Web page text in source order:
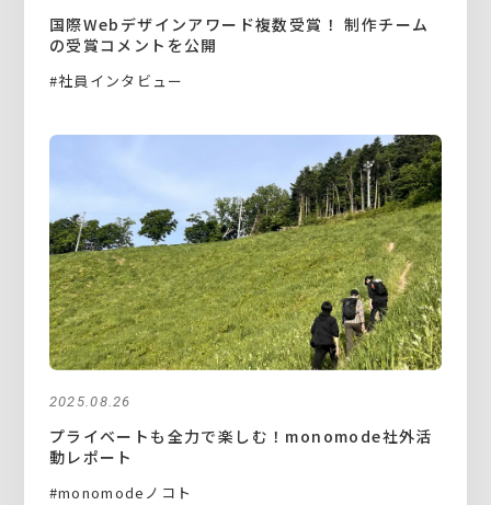
国際Webデザインアワード複数受賞！ 制作チーム
の受賞コメントを公開
#社員インタビュー
2025.08.26
プライベートも全力で楽しむ！monomode社外活
動レポート
#monomodeノコト